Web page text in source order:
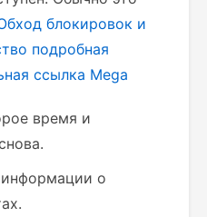
блокировок и
подробная
ссылка Mega
время и
о